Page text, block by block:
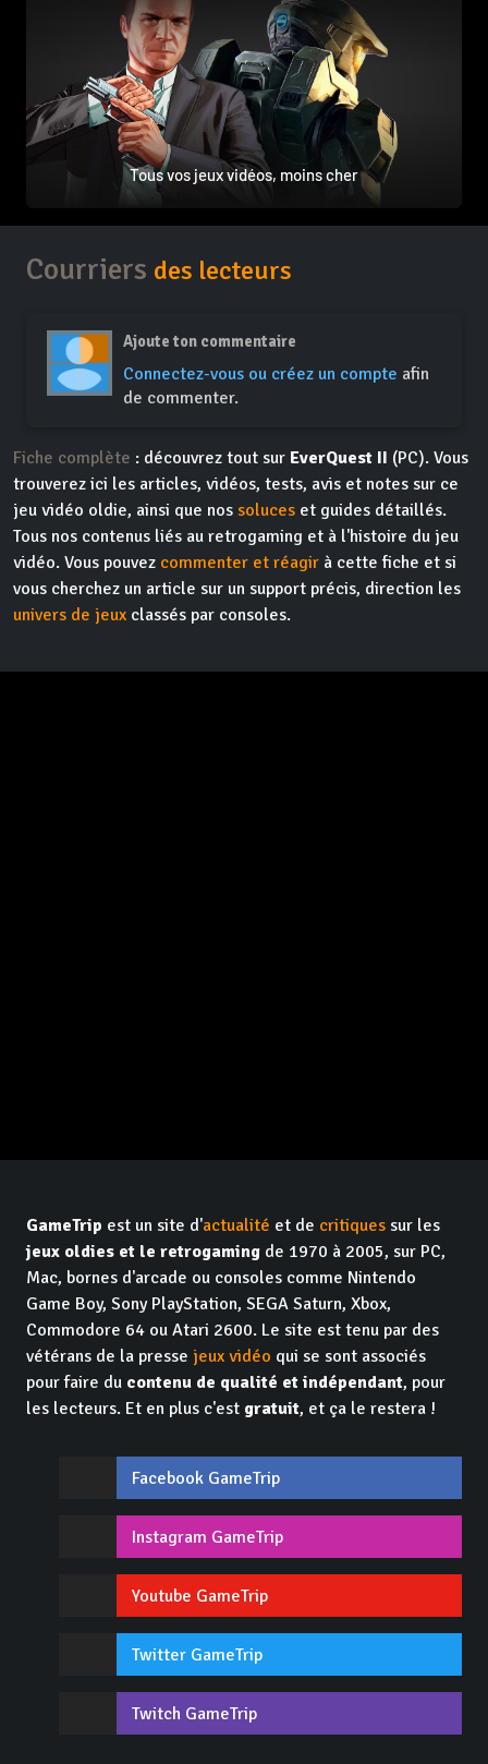
Tous vos jeux vidéos, moins cher
Courriers des lecteurs
Ajoute ton commentaire
Connectez-vous ou créez un compte afin
de commenter.
Fiche complète : découvrez tout sur EverQuest II (PC). Vous
trouverez ici les articles, vidéos, tests, avis et notes sur ce
jeu vidéo oldie, ainsi que nos soluces et guides détaillés.
Tous nos contenus liés au retrogaming et à l'histoire du jeu
vidéo. Vous pouvez commenter et réagir à cette fiche et si
vous cherchez un article sur un support précis, direction les
univers de jeux classés par consoles.
GameTrip est un site d'actualité et de critiques sur les
jeux oldies et le retrogaming de 1970 à 2005, sur PC,
Mac, bornes d'arcade ou consoles comme Nintendo
Game Boy, Sony PlayStation, SEGA Saturn, Xbox,
Commodore 64 ou Atari 2600. Le site est tenu par des
vétérans de la presse jeux vidéo qui se sont associés
pour faire du contenu de qualité et indépendant, pour
les lecteurs. Et en plus c'est gratuit, et ça le restera !
Facebook GameTrip
Instagram GameTrip
Youtube GameTrip
Twitter GameTrip
Twitch GameTrip